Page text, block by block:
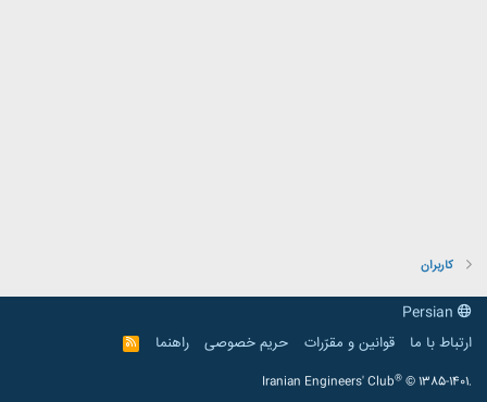
کاربران
ارتباط با ما
قوانین و مقرّرات حریم خصوصی راهنما
R
S
Iranian Engineers' Club® © 1385-1401.